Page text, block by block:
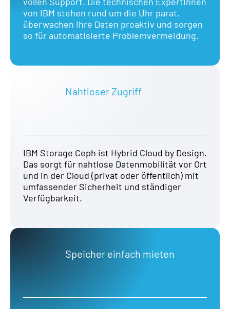
von IBM stehen rund um die Uhr parat,
überwachen Ihre Daten proaktiv und sorgen
so für automatisierte Problemvermeidung.
Nahtloser Zugriff
IBM Storage Ceph ist Hybrid Cloud by Design.
Das sorgt für nahtlose Datenmobilität vor Ort
und in der Cloud (privat oder öffentlich) mit
umfassender Sicherheit und ständiger
Verfügbarkeit.
Speicher einfach mieten